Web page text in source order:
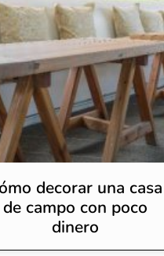
decorar una casa
de campo con poco
dinero